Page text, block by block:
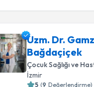
Uzm. Dr.
Bağdaçiçek
Çocuk Sağlığı ve
İzmir
5 (9 Değerlendirme)